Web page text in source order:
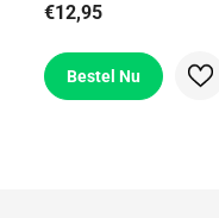
€12,95
Bestel Nu